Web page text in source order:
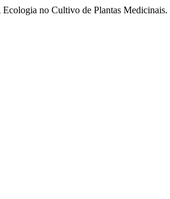
no Cultivo de Plantas Medicinais.